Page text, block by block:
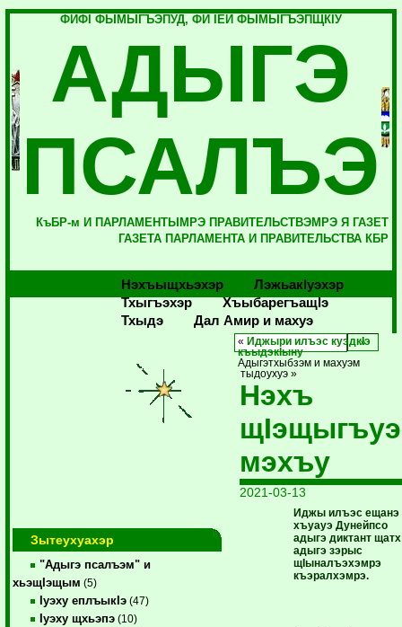
ФИФI ФЫМЫГЪЭПУД, ФИ IЕЙ ФЫМЫГЪЭПЩКIУ
АДЫГЭ
ПСАЛЪЭ
КъБР-м И ПАРЛАМЕНТЫМРЭ ПРАВИТЕЛЬСТВЭМРЭ Я ГАЗЕТ
ГАЗЕТА ПАРЛАМЕНТА И ПРАВИТЕЛЬСТВА КБР
Нэхъыщхьэхэр
Лэжьакlуэхэр
Тхыгъэхэр
Хъыбарегъащlэ
Тхыдэ
Дал Амир и махуэ
Зытеухуахэр
"Адыгэ псалъэм" и
хьэщIэщым (5)
Iуэху еплъыкIэ (47)
Iуэху щхьэпэ (10)
« Иджыри илъэс куэдкIэ
къыдэкIыну
Адыгэтхыбзэм и махуэм
тыдоухуэ »
Нэхъ
щIэщыгъуэ
мэхъу
2021-03-13
Иджы илъэс ещанэ
хъуауэ Дунейпсо
адыгэ диктант щатх
адыгэ зэрыс
щIыналъэхэмрэ
къэралхэмрэ.